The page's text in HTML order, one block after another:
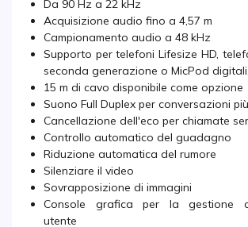
Da 90 Hz a 22 kHz
Acquisizione audio fino a 4,57 m
Campionamento audio a 48 kHz
Supporto per telefoni Lifesize HD,
seconda generazione o MicPod digitali.
15 m di cavo disponibile come opzione
Suono Full Duplex per conversazioni
Cancellazione dell'eco per chiamate
Controllo automatico del guadagno
Riduzione automatica del rumore
Silenziare il video
Sovrapposizione di immagini
Console grafica per la gestione
utente